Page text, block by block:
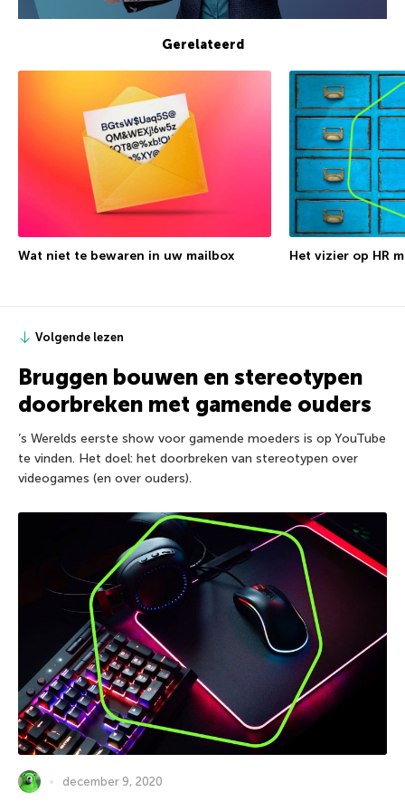
Gerelateerd
Wat niet te bewaren in uw mailbox Het vizier op HR
Volgende lezen
Bruggen bouwen en stereotypen
doorbreken met gamende ouders
’s Werelds eerste show voor gamende moeders is op YouTube
te vinden. Het doel: het doorbreken van stereotypen over
videogames (en over ouders).
december 9, 2020